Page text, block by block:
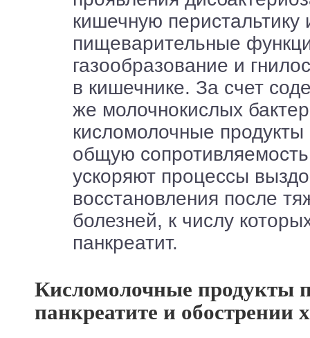
кишечную перистальтику
пищеварительные
газообразование и
в кишечнике. За счет
же молочнокислых
кисломолочные
общую
ускоряют процессы
восстановления после
болезней, к числу
панкреатит.
Кисломолочные продукты
панкреатите и обострении